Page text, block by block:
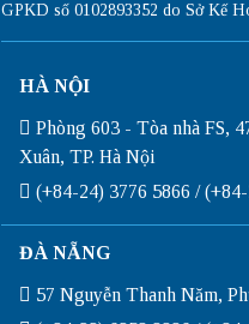
GPKD số 0102893352 do Sở Kế
HÀ NỘI
Phòng 603 - Tòa nhà FS,
Xuân, TP. Hà Nội
(+84-24) 3776 5866 /
ĐÀ NẴNG
57 Nguyễn Thanh Năm,